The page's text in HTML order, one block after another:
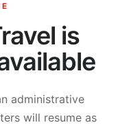
is
administrative
will resume as